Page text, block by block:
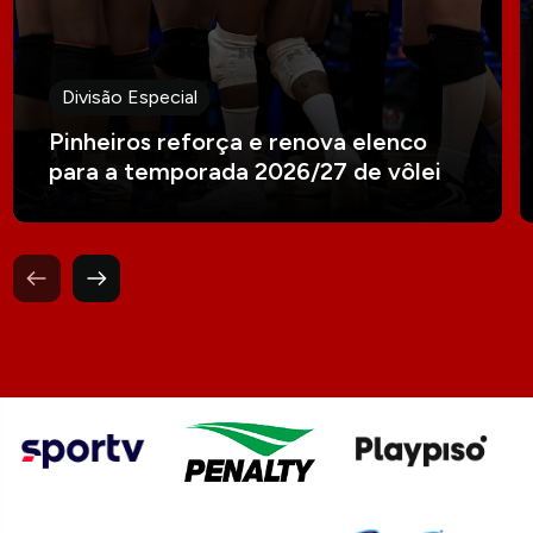
Divisão Especial
Pinheiros reforça e renova elenco
para a temporada 2026/27 de vôlei